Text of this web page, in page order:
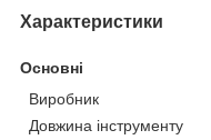
Характеристики
Основні
Виробник
Довжина інструменту